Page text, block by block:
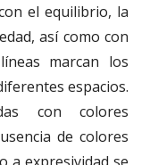
el equilibrio, la
así como con
marcan los
espacios.
con colores
de colores